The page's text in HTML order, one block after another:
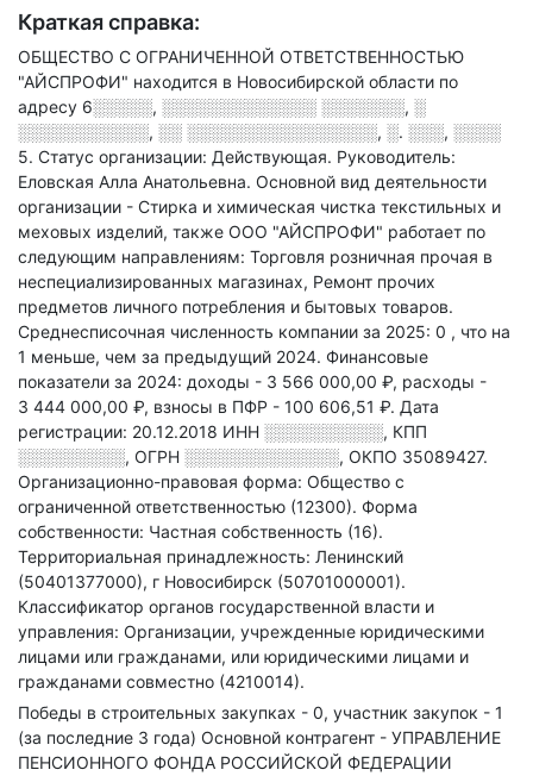
Краткая справка:
ОБЩЕСТВО С ОГРАНИЧЕННОЙ ОТВЕТСТВЕННОСТЬЮ
"АЙСПРОФИ" находится в Новосибирской области по
адресу 6░░░░░, ░░░░░░░░░░░░░ ░░░░░░░, ░
░░░░░░░░░░░, ░░ ░░░░░░░░░░░░░░░░, ░. ░░░, ░░░░
5. Статус организации: Действующая. Руководитель:
Еловская Алла Анатольевна. Основной вид деятельности
организации - Стирка и химическая чистка текстильных и
меховых изделий, также ООО "АЙСПРОФИ" работает по
следующим направлениям: Торговля розничная прочая в
неспециализированных магазинах, Ремонт прочих
предметов личного потребления и бытовых товаров.
Среднесписочная численность компании за 2025: 0 , что на
1 меньше, чем за предыдущий 2024. Финансовые
показатели за 2024: доходы - 3 566 000,00 ₽, расходы -
3 444 000,00 ₽, взносы в ПФР - 100 606,51 ₽. Дата
регистрации: 20.12.2018 ИНН ░░░░░░░░░░, КПП
░░░░░░░░░, ОГРН ░░░░░░░░░░░░░, ОКПО 35089427.
Организационно-правовая форма: Общество с
ограниченной ответственностью (12300). Форма
собственности: Частная собственность (16).
Территориальная принадлежность: Ленинский
(50401377000), г Новосибирск (50701000001).
Классификатор органов государственной власти и
управления: Организации, учрежденные юридическими
лицами или гражданами, или юридическими лицами и
гражданами совместно (4210014).
Победы в строительных закупках - 0, участник закупок - 1
(за последние 3 года) Основной контрагент - УПРАВЛЕНИЕ
ПЕНСИОННОГО ФОНДА РОССИЙСКОЙ ФЕДЕРАЦИИ